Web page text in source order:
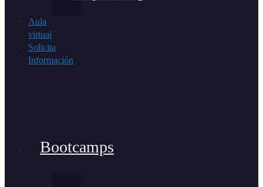
Aula
virtual
Solicita
Información
Bootcamps